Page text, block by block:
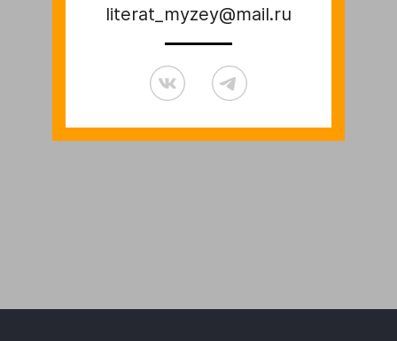
literat_myzey@mail.ru